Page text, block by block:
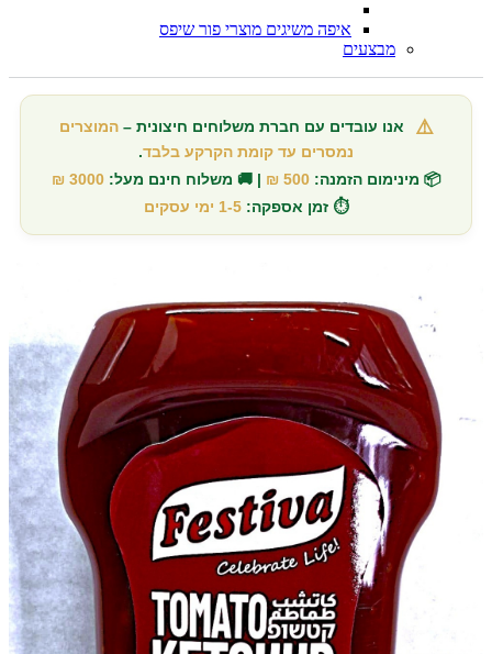
איפה משיגים מוצרי פור שיפס
מבצעים
⚠️ אנו עובדים עם חברת משלוחים חיצונית –המוצרים
נמסרים עד קומת הקרקע בלבד.
📦 מינימום הזמנה: 500 ₪ | 🚚 משלוח חינם מעל: 3000 ₪
⏱️ זמן אספקה: 1-5 ימי עסקים